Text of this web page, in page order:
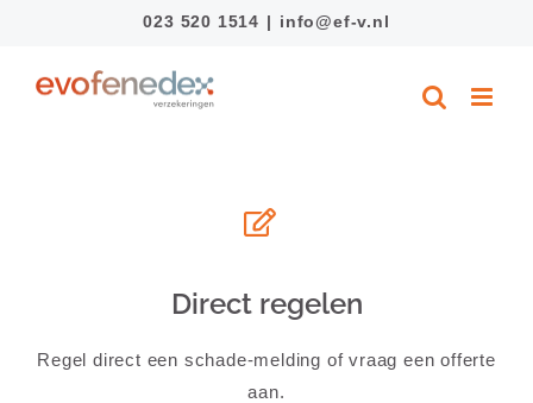
inhoud
023 520 1514 | info@ef-v.nl
Direct regelen
Regel direct een schade-melding of vraag een offerte
aan.